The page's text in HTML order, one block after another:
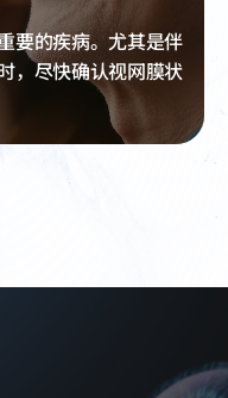
要的疾病。尤其是伴
，尽快确认视网膜状